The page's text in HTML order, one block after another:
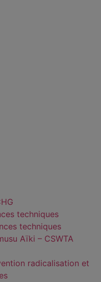
techniques
techniques
Aïki – CSWTA
radicalisation et